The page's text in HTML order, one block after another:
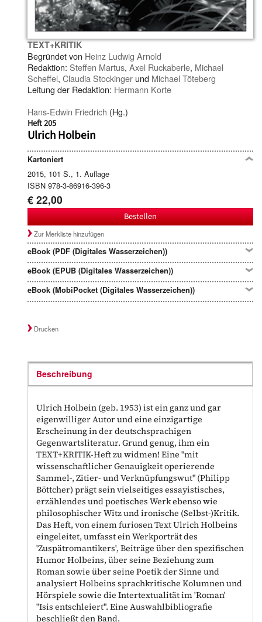
TEXT+KRITIK
Begründet von Heinz Ludwig Arnold
Redaktion: Steffen Martus, Axel Ruckaberle, Michael
Scheffel, Claudia Stockinger und Michael Töteberg
Leitung der Redaktion: Hermann Korte
Hans-Edwin Friedrich (Hg.)
Heft 205
Ulrich Holbein
Kartoniert
2015, 101 S., 1. Auflage
ISBN 978-3-86916-396-3
€ 22,00
Bestellen
Zur Merkliste hinzufügen
eBook (PDF (Digitales Wasserzeichen))
eBook (EPUB (Digitales Wasserzeichen))
eBook (MobiPocket (Digitales Wasserzeichen))
Drucken
Beschreibung
Ulrich Holbein (geb. 1953) ist ein ganz und gar
eigenwilliger Autor und eine einzigartige
Erscheinung in der deutschsprachigen
Gegenwartsliteratur. Grund genug, ihm ein
TEXT+KRITIK-Heft zu widmen! Eine "mit
wissenschaftlicher Genauigkeit operierende
Sammel-, Zitier- und Verknüpfungswut" (Philipp
Böttcher) prägt sein vielseitiges essayistisches,
erzählendes und poetisches Werk ebenso wie
philosophischer Witz und ironische (Selbst-)Kritik.
Das Heft, von einem furiosen Text Ulrich Holbeins
eingeleitet, umfasst ein Werkporträt des
'Zuspätromantikers', Beiträge über den spezifischen
Humor Holbeins, über seine Beziehung zum
Roman sowie über seine Poetik der Sinne und
analysiert Holbeins sprachkritische Kolumnen und
Hörspiele sowie die Intertextualität im 'Roman'
"Isis entschleiert". Eine Auswahlbibliografie
beschließt den Band.